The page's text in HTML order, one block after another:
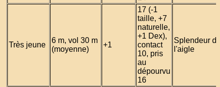
Très jeune
6 m, vol 30 m
(moyenne)
+1
17 (-1
taille, +7
naturelle,
+1 Dex),
contact
10, pris
au
dépourvu
16
Splendeur
l'aigle